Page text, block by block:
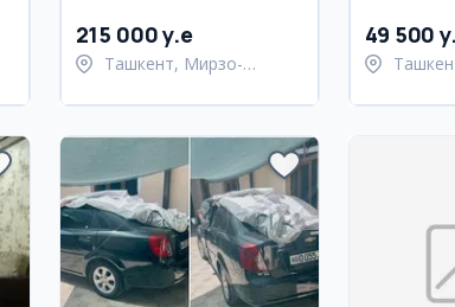
215 000 y.e
Ташкент, Мирзо-
49 500